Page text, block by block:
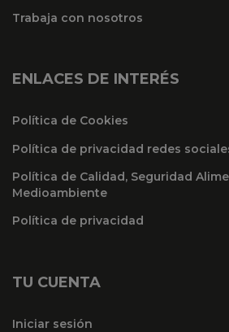
Trabaja con nosotros
ENLACES DE INTERÉS
Política de Cookies
Política de privacidad redes
Política de Calidad, Seguridad
Medioambiente
Política de privacidad
TU CUENTA
Iniciar sesión